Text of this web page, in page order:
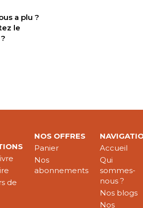
a plu ?
le
de
NOS OFFRES
Panier
Nos
abonnements
Accueil
Qui
sommes-
nous ?
Nos blogs
Nos